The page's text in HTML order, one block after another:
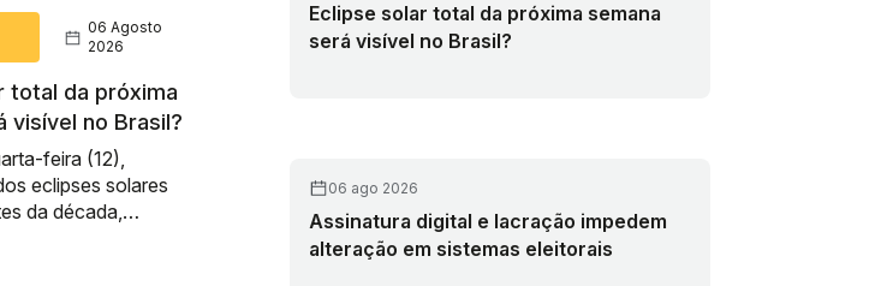
06 Agosto
2026
total da próxima
visível no Brasil?
feira (12),
eclipses solares
da década,
Eclipse solar total da próxima semana
será visível no Brasil?
06 ago 2026
Assinatura digital e lacração impedem
alteração em sistemas eleitorais